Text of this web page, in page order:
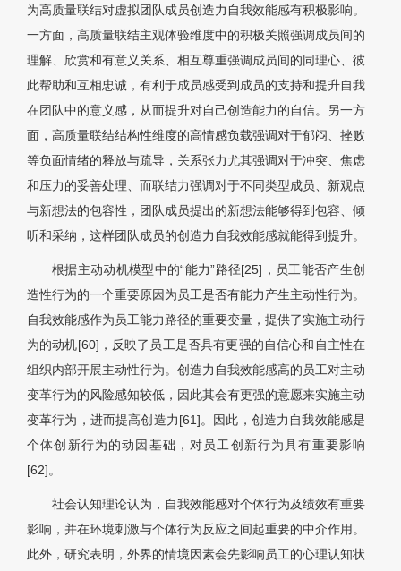
为高质量联结对虚拟团队成员创造力自我效能感有积极影响。
一方面，高质量联结主观体验维度中的积极关照强调成员间的
理解、欣赏和有意义关系、相互尊重强调成员间的同理心、彼
此帮助和互相忠诚，有利于成员感受到成员的支持和提升自我
在团队中的意义感，从而提升对自己创造能力的自信。另一方
面，高质量联结结构性维度的高情感负载强调对于郁闷、挫败
等负面情绪的释放与疏导，关系张力尤其强调对于冲突、焦虑
和压力的妥善处理、而联结力强调对于不同类型成员、新观点
与新想法的包容性，团队成员提出的新想法能够得到包容、倾
听和采纳，这样团队成员的创造力自我效能感就能得到提升。
根据主动动机模型中的“能力”路径[25]，员工能否产生创
造性行为的一个重要原因为员工是否有能力产生主动性行为。
自我效能感作为员工能力路径的重要变量，提供了实施主动行
为的动机[60]，反映了员工是否具有更强的自信心和自主性在
组织内部开展主动性行为。创造力自我效能感高的员工对主动
变革行为的风险感知较低，因此其会有更强的意愿来实施主动
变革行为，进而提高创造力[61]。因此，创造力自我效能感是
个体创新行为的动因基础，对员工创新行为具有重要影响
[62]。
社会认知理论认为，自我效能感对个体行为及绩效有重要
影响，并在环境刺激与个体行为反应之间起重要的中介作用。
此外，研究表明，外界的情境因素会先影响员工的心理认知状